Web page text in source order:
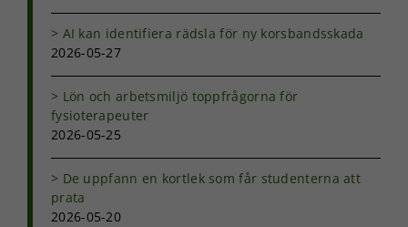
AI kan identifiera rädsla för ny korsbandsskada
2026-05-27
Lön och arbetsmiljö toppfrågorna för
fysioterapeuter
2026-05-25
De uppfann en kortlek som får studenterna att
prata
2026-05-20